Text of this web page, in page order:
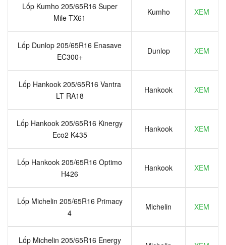
Lốp Kumho 205/65R16 Super
Mile TX61
Kumho XEM
Lốp Dunlop 205/65R16 Enasave
EC300+
Dunlop XEM
Lốp Hankook 205/65R16 Vantra
LT RA18
Hankook XEM
Lốp Hankook 205/65R16 Kinergy
Eco2 K435
Hankook XEM
Lốp Hankook 205/65R16 Optimo
H426
Hankook XEM
Lốp Michelin 205/65R16 Primacy
4
Michelin XEM
Lốp Michelin 205/65R16 Energy